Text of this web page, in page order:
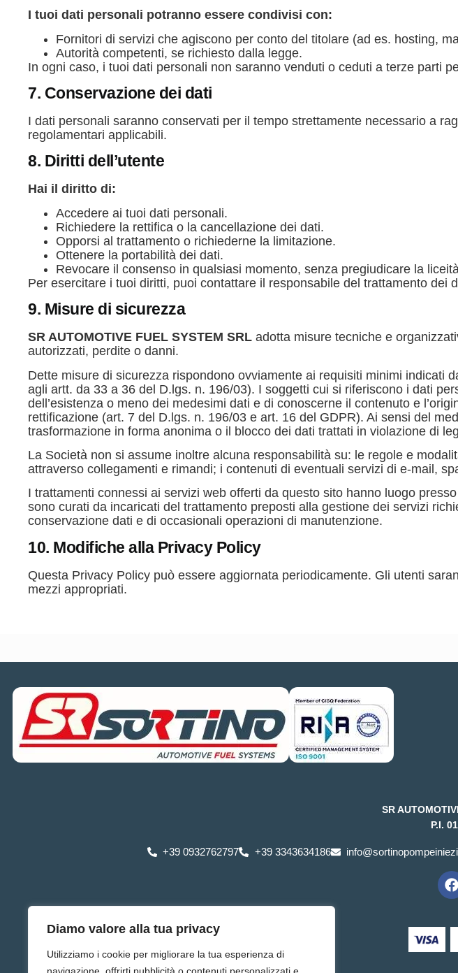
Diamo valore alla tua privacy
Utilizziamo i cookie per migliorare la tua esperienza di
I tuoi dati personali potranno essere condivisi con:
Fornitori di servizi che agiscono per conto del titolare (ad es. hosting,
Autorità competenti, se richiesto dalla legge.
In ogni caso, i tuoi dati personali non saranno venduti o ceduti a terze parti
7. Conservazione dei dati
I dati personali saranno conservati per il tempo strettamente necessario a
regolamentari applicabili.
8. Diritti dell’utente
Hai il diritto di:
Accedere ai tuoi dati personali.
Richiedere la rettifica o la cancellazione dei dati.
Opporsi al trattamento o richiederne la limitazione.
Ottenere la portabilità dei dati.
Revocare il consenso in qualsiasi momento, senza pregiudicare la
Per esercitare i tuoi diritti, puoi contattare il responsabile del trattamento dei
9. Misure di sicurezza
SR AUTOMOTIVE FUEL SYSTEM SRL adotta misure tecniche e
autorizzati, perdite o danni.
Dette misure di sicurezza rispondono ovviamente ai requisiti minimi indicati
agli artt. da 33 a 36 del D.lgs. n. 196/03). I soggetti cui si riferiscono i dati
dell’esistenza o meno dei medesimi dati e di conoscerne il contenuto e
rettificazione (art. 7 del D.lgs. n. 196/03 e art. 16 del GDPR). Ai sensi del
trasformazione in forma anonima o il blocco dei dati trattati in violazione di
La Società non si assume inoltre alcuna responsabilità su: le regole e
attraverso collegamenti e rimandi; i contenuti di eventuali servizi di e-mail,
I trattamenti connessi ai servizi web offerti da questo sito hanno luogo
sono curati da incaricati del trattamento preposti alla gestione dei servizi
conservazione dati e di occasionali operazioni di manutenzione.
10. Modifiche alla Privacy Policy
Questa Privacy Policy può essere aggiornata periodicamente. Gli utenti
mezzi appropriati.
SR
P.I.
+39 0932762797 +39 3343634186